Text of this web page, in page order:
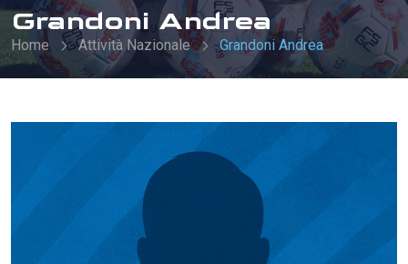
Grandoni Andrea
Home Attività Nazionale Grandoni Andrea